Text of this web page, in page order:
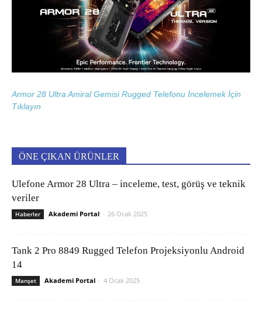
Armor 28 Ultra Amiral Gemisi Rugged Telefonu İncelemek İçin
Tıklayın
ÖNE ÇIKAN ÜRÜNLER
Ulefone Armor 28 Ultra – inceleme, test, görüş ve teknik
veriler
Haberler Akademi Portal - 26 Ocak 2025
Tank 2 Pro 8849 Rugged Telefon Projeksiyonlu Android
14
Manşet Akademi Portal - 4 Ocak 2025